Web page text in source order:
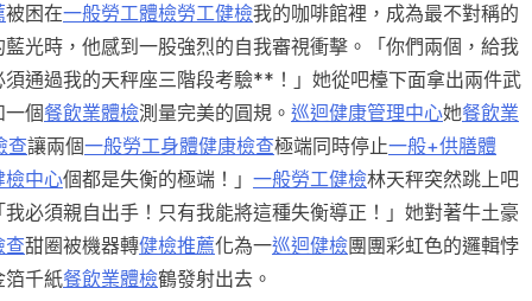
被困在一般勞工體檢勞工健檢我的咖啡館裡，成為最不對稱的
光時，他感到一股強烈的自我審視衝擊。「你們兩個，給我
須通過我的天秤座三階段考驗**！」她從吧檯下面拿出兩件武
一個餐飲業體檢測量完美的圓規。 巡迴健康管理中心她餐飲業
查讓兩個一般勞工身體健康檢查極端同時停止一般+供膳體
檢中心個都是失衡的極端！」 一般勞工健檢林天秤突然跳上吧
必須親自出手！只有我能將這種失衡導正！」她對著牛土豪
查甜圈被機器轉健檢推薦化為一巡迴健檢團團彩虹色的邏輯悖
箔千紙餐飲業體檢鶴發射出去。